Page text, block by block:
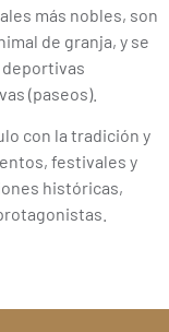
más nobles, son
de granja, y se
(paseos).
con la tradición y
festivales y
históricas,